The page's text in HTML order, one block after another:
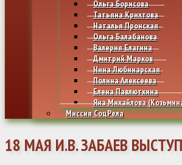
Ольга Борисова
Татьяна Крихтова
Наталья Пронская
Ольга Балабанова
Валерия Елагина
Дмитрий Марков
Нина Любинарская
Полина Алексеева
Елена Павлюткина
Яна Михайлова
Миссия СоцРела
18 МАЯ И.В. ЗАБАЕВ